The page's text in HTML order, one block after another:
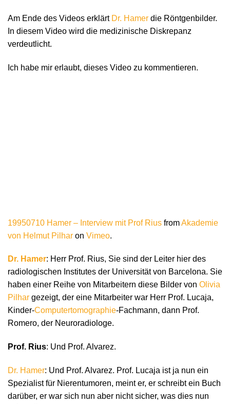
Am Ende des Videos erklärt Dr. Hamer die Röntgenbilder.
In diesem Video wird die medizinische Diskrepanz
verdeutlicht.
Ich habe mir erlaubt, dieses Video zu kommentieren.
19950710 Hamer – Interview mit Prof Rius fromAkademie
von Helmut Pilhar on Vimeo.
Dr. Hamer: Herr Prof. Rius, Sie sind der Leiter hier des
radiologischen Institutes der Universität von Barcelona. Sie
haben einer Reihe von Mitarbeitern diese Bilder von Olivia
Pilhar gezeigt, der eine Mitarbeiter war Herr Prof. Lucaja,
Kinder-Computertomographie-Fachmann, dann Prof.
Romero, der Neuroradiologe.
Prof. Rius: Und Prof. Alvarez.
Dr. Hamer: Und Prof. Alvarez. Prof. Lucaja ist ja nun ein
Spezialist für Nierentumoren, meint er, er schreibt ein Buch
darüber, er war sich nun aber nicht sicher, was dies nun